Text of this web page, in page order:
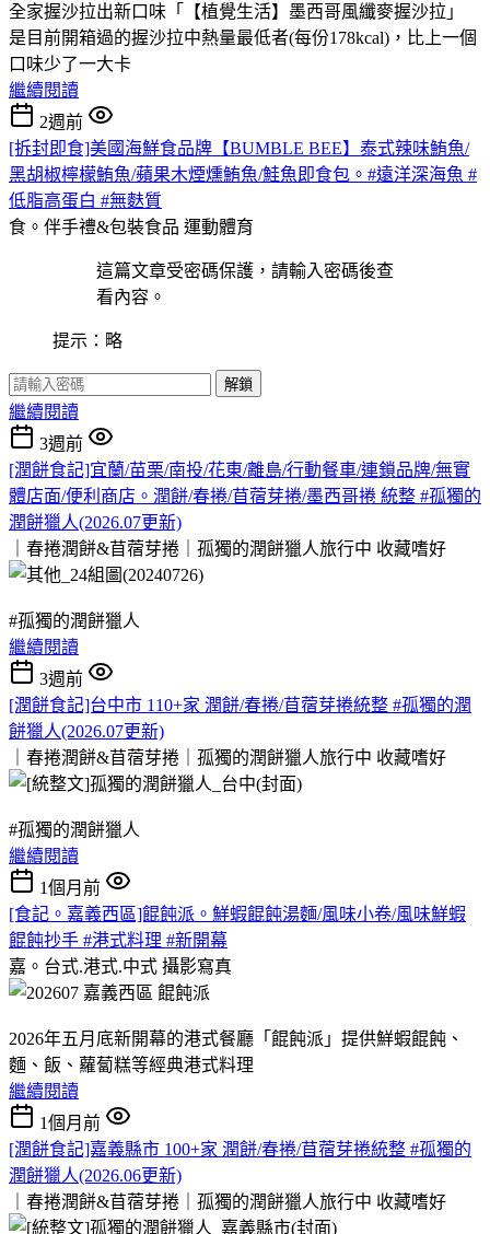
全家握沙拉出新口味「【植覺生活】墨西哥風纖麥握沙拉」
是目前開箱過的握沙拉中熱量最低者(每份178kcal)，比上一個
口味少了一大卡
繼續閱讀
2週前
[拆封即食]美國海鮮食品牌【BUMBLE BEE】泰式辣味鮪魚/
黑胡椒檸檬鮪魚/蘋果木煙燻鮪魚/鮭魚即食包。#遠洋深海魚 #
低脂高蛋白 #無麩質
食。伴手禮&包裝食品 運動體育
這篇文章受密碼保護，請輸入密碼後查
看內容。
提示：略
解鎖
繼續閱讀
3週前
[潤餅食記]宜蘭/苗栗/南投/花東/離島/行動餐車/連鎖品牌/無實
體店面/便利商店。潤餅/春捲/苜蓿芽捲/墨西哥捲 統整 #孤獨的
潤餅獵人(2026.07更新)
｜春捲潤餅&苜蓿芽捲｜孤獨的潤餅獵人旅行中 收藏嗜好
#孤獨的潤餅獵人
繼續閱讀
3週前
[潤餅食記]台中市 110+家 潤餅/春捲/苜蓿芽捲統整 #孤獨的潤
餅獵人(2026.07更新)
｜春捲潤餅&苜蓿芽捲｜孤獨的潤餅獵人旅行中 收藏嗜好
#孤獨的潤餅獵人
繼續閱讀
1個月前
[食記。嘉義西區]餛飩派。鮮蝦餛飩湯麵/風味小卷/風味鮮蝦
餛飩抄手 #港式料理 #新開幕
嘉。台式.港式.中式 攝影寫真
2026年五月底新開幕的港式餐廳「餛飩派」提供鮮蝦餛飩、
麵、飯、蘿蔔糕等經典港式料理
繼續閱讀
1個月前
[潤餅食記]嘉義縣市 100+家 潤餅/春捲/苜蓿芽捲統整 #孤獨的
潤餅獵人(2026.06更新)
｜春捲潤餅&苜蓿芽捲｜孤獨的潤餅獵人旅行中 收藏嗜好